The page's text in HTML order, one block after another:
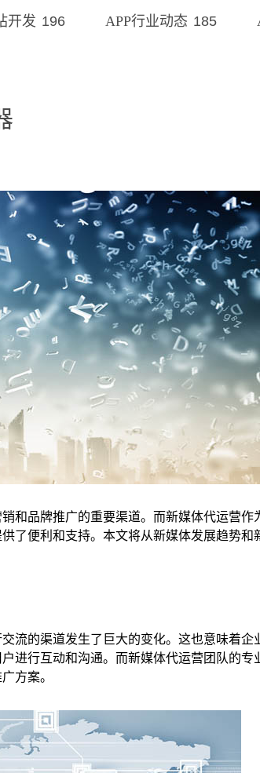
开发 196 APP行业动态 185
和品牌推广的重要渠道。而新媒体代运营作
了便利和支持。本文将从新媒体发展趋势和
流的渠道发生了巨大的变化。这也意味着企
进行互动和沟通。而新媒体代运营团队的专
方案。